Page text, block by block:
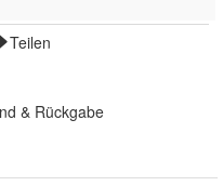
Teilen
& Rückgabe